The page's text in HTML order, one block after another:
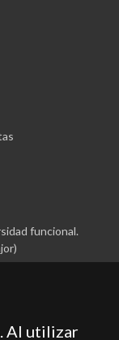
funcional.
Al utilizar